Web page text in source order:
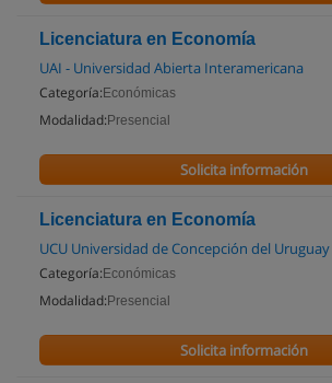
Licenciatura en Economía
UAI - Universidad Abierta Interamericana
Categoría: Económicas
Modalidad: Presencial
Solicita información
Licenciatura en Economía
UCU Universidad de Concepción del Uruguay
Categoría: Económicas
Modalidad: Presencial
Solicita información